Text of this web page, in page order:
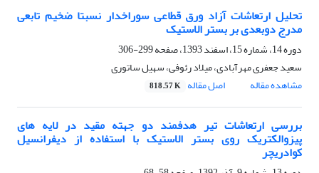
تحلیل ارتعاشات آزاد ورق قطاعی سوراخدار نسبتا ضخیم تابعی
مدرج دوبعدی بر بستر الاستیک
دوره 14، شماره 15، اسفند 1393، صفحه
299-306
سعید جعفری مهرآبادی، میلاد رئوفی، سهیل ساتوری
مشاهده مقاله
اصل مقاله 818.57 K
بررسی ارتعاشات تیر هدفمند دو جهته مقید در لایه های
پیزوالکتریک روی بستر الاستیک با استفاده از دیفرانسیل
کوادریچر